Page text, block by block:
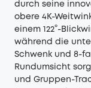
durch seine
obere 4K-
einem 122°-
während die
Schwenk und 8-
Rundumsicht
und Gruppen-